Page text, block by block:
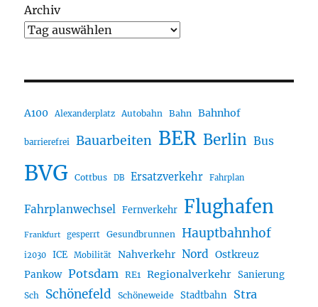
Archiv
A100 Alexanderplatz Autobahn Bahn Bahnhof
barrierefrei Bauarbeiten BER Berlin Bus
BVG Cottbus DB Ersatzverkehr Fahrplan
Fahrplanwechsel Fernverkehr Flughafen
Frankfurt gesperrt Gesundbrunnen Hauptbahnhof
i2030 ICE Mobilität Nahverkehr Nord Ostkreuz
Pankow Potsdam RE1 Regionalverkehr Sanierung
Sch Schönefeld Schöneweide Stadtbahn Stra